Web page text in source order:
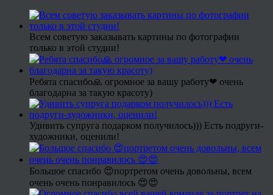
Всем советую заказывать картины по фотографии
только в этой студии!
Ребята спасибо🙏 огромное за вашу работу❤ очень
благодарна за такую красоту)
Удивить супруга подарком получилось))) Есть подруги-
художники, оценили!
Большое спасибо 😍портретом очень довольны, всем
очень очень понравилось 😍😍